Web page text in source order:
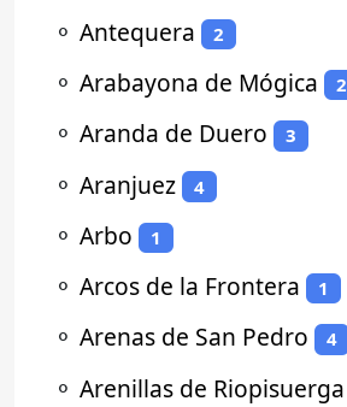
⚬ Antequera 2
⚬ Arabayona de Mógica 2
⚬ Aranda de Duero 3
⚬ Aranjuez 4
⚬ Arbo 1
⚬ Arcos de la Frontera 1
⚬ Arenas de San Pedro 4
⚬ Arenillas de Riopisuerga